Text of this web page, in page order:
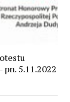
5.11.2022